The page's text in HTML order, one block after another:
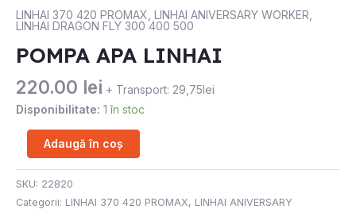
LINHAI 370 420 PROMAX LINHAI ANIVERSARY WORKER
LINHAI DRAGON FLY 300 400 500
POMPA APA LINHAI
220.00 lei + Transport: 29,75lei
Disponibilitate: 1 în stoc
APA
LINHAI
Adaugă în coș
SKU: 22820
Categorii: LINHAI 370 420 PROMAX, LINHAI ANIVERSARY